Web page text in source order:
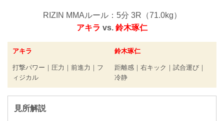
RIZIN MMAルール：5分 3R（71.0kg）
アキラ vs. 鈴木琢仁
アキラ
打撃パワー｜圧力｜前進力｜フ
ィジカル
鈴木琢仁
距離感｜右キック｜試合運び｜
冷静
見所解説